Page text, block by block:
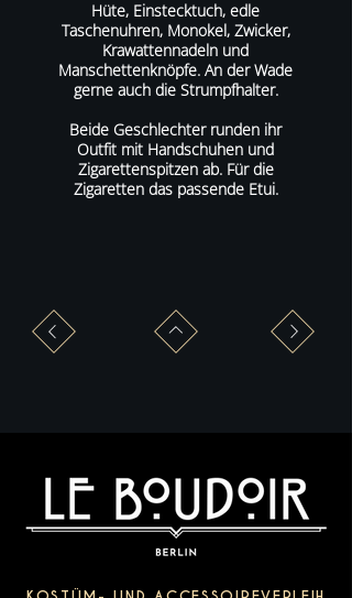
Hüte, Einstecktuch, edle
Taschenuhren, Monokel, Zwicker,
Krawattennadeln und
Manschettenknöpfe. An der Wade
gerne auch die Strumpfhalter.
Beide Geschlechter runden ihr
Outfit mit Handschuhen und
Zigarettenspitzen ab. Für die
Zigaretten das passende Etui.